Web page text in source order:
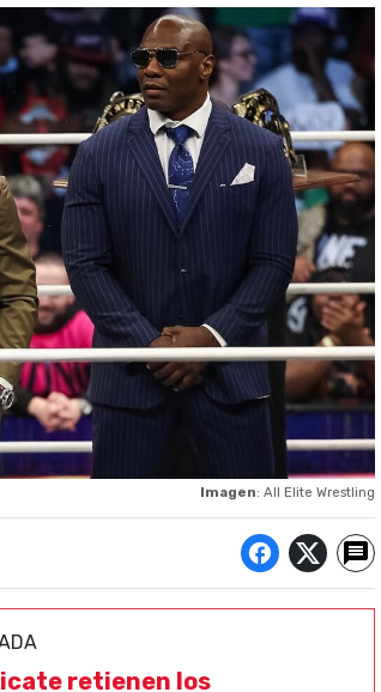
Imagen: All Elite Wrestling
retienen los